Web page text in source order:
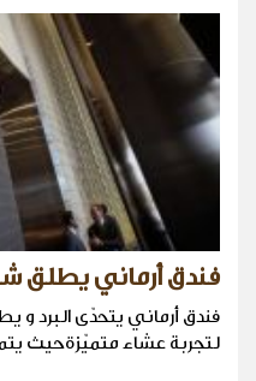
فندق أرماني يطلق
فندق أرماني يتحدّى البرد و
لتجربة عشاء متميّزةحيث